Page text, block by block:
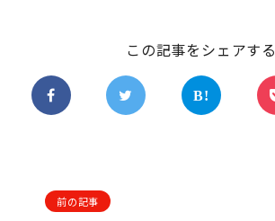
この記事をシェアする
前の記事